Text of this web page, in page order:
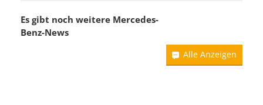
Es gibt noch weitere Mercedes-
Benz-News
Alle Anzeigen